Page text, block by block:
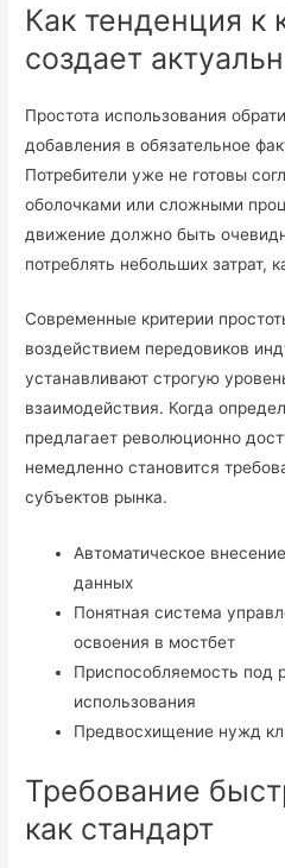
Как тенденция к
создает
Простота использования
добавления в обязательное
Потребители уже не готовы
оболочками или сложными
движение должно быть
потреблять небольших затрат,
Современные критерии
воздействием передовиков
устанавливают строгую
взаимодействия. Когда
предлагает революционно
немедленно становится
субъектов рынка.
Автоматическое
данных
Понятная система
освоения в мостбет
Приспособляемость под
использования
Предвосхищение нужд
Требование
как стандарт